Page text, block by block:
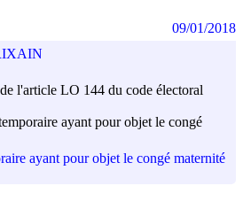
l'article LO 144 du code électoral
ayant pour objet le congé
ayant pour objet le congé maternité
09/01/2018